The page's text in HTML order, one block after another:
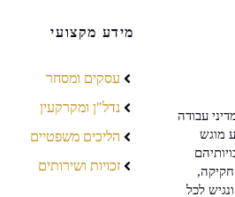
עבודה
מוגש
חקיקה,
לכל
מידע מקצועי
עסקים ומסחר
נדל"ן ומקרקעין
הליכים משפטיים
זכויות ושירותים